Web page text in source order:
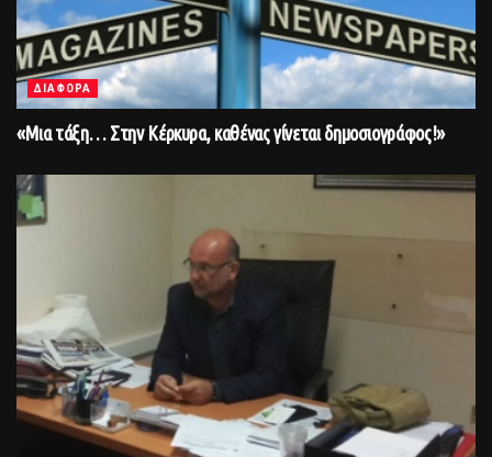
ΔΙΑΦΟΡΑ
«Μια τάξη… Στην Κέρκυρα, καθένας γίνεται δημοσιογράφος!»